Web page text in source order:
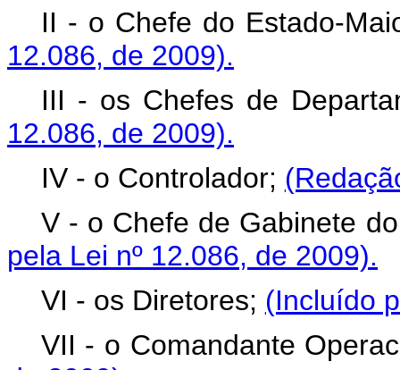
II - o Chefe do Estado-
12.086, de 2009).
III - os Chefes de
12.086, de 2009).
IV - o Controlador;
V - o Chefe de Gabinete
pela Lei nº 12.086, de 2009).
VI - os Diretores; (Incluído
VII - o Comandante